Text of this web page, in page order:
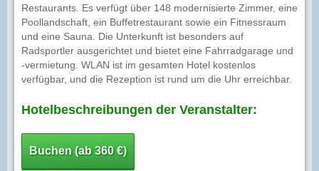
Restaurants. Es verfügt über 148 modernisierte Zimmer, eine
Poollandschaft, ein Buffetrestaurant sowie ein Fitnessraum
und eine Sauna. Die Unterkunft ist besonders auf
Radsportler ausgerichtet und bietet eine Fahrradgarage und
-vermietung. WLAN ist im gesamten Hotel kostenlos
verfügbar, und die Rezeption ist rund um die Uhr erreichbar.
Hotelbeschreibungen der Veranstalter:
Buchen (ab 360 €)